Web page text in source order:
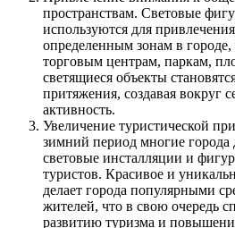
пространствам. Световые
используются для
определенным зонам в
торговым центрам, паркам,
светящиеся объекты
притяжения, создавая вокруг
активность.
Увеличение туристической
зимний период многие города
световые инсталляции и
туристов. Красивое и
делает города популярными
жителей, что в свою очередь
развитию туризма и